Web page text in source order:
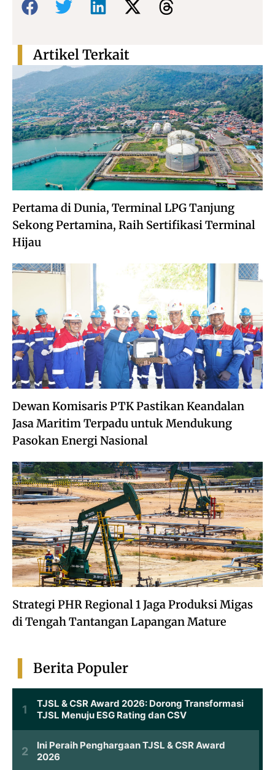
Pertama di Dunia, Terminal LPG Tanjung
Sekong Pertamina, Raih Sertifikasi Terminal
Hijau
Dewan Komisaris PTK Pastikan Keandalan
Jasa Maritim Terpadu untuk Mendukung
Pasokan Energi Nasional
Strategi PHR Regional 1 Jaga Produksi Migas
di Tengah Tantangan Lapangan Mature
Artikel Terkait
Berita Populer